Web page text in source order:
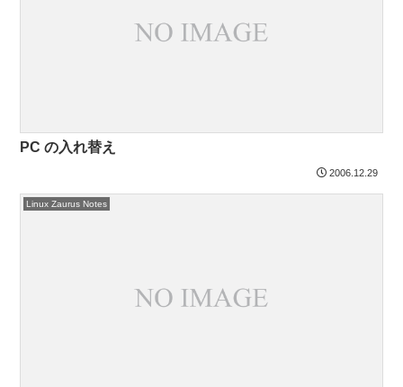
PC の入れ替え
2006.12.29
Linux Zaurus Notes